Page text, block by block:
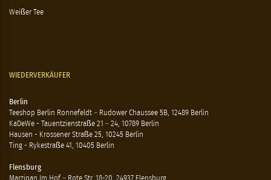
Weißer Tee
WIEDERVERKÄUFER
Berlin
Teeshop Berlin Ronnefeldt – Rudower Chaussee 5B, 12489 Berlin
KaDeWe - Tauentzienstraße 21 – 24, 10789 Berlin
Hausen - Krossener Straße 25, 10245 Berlin
Ting - Rykestraße 41, 10405 Berlin
Flensburg